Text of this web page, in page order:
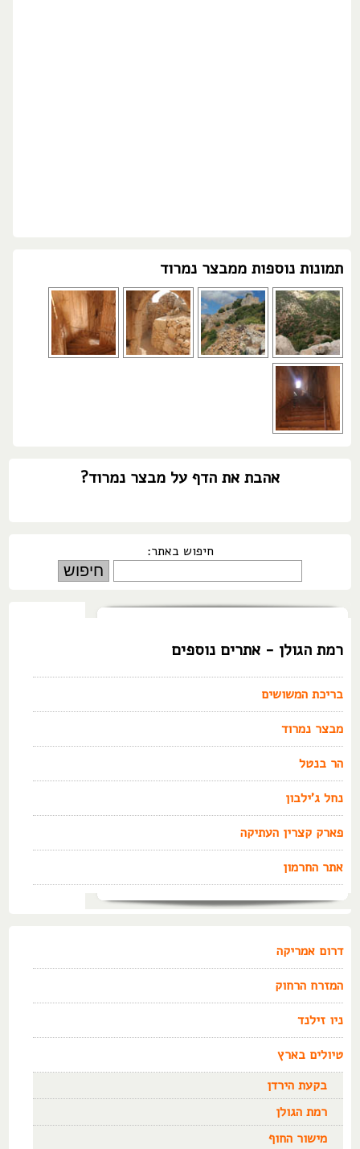
תמונות נוספות ממבצר נמרוד
אהבת את הדף על מבצר נמרוד?
חיפוש באתר:
רמת הגולן - אתרים נוספים
בריכת המשושים
מבצר נמרוד
הר בנטל
נחל ג'ילבון
פארק קצרין העתיקה
אתר החרמון
דרום אמריקה
המזרח הרחוק
ניו זילנד
טיולים בארץ
בקעת הירדן
רמת הגולן
מישור החוף